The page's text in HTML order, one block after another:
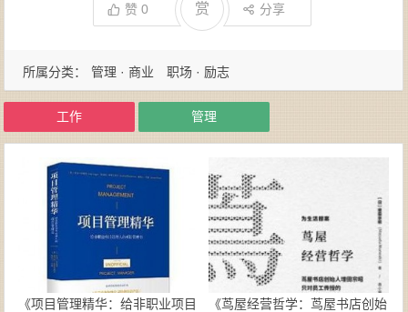
赞0 赏 分享
所属分类： 管理 · 商业 职场 · 励志
工作 管理
《项目管理精华：给非职业项目
《茑屋经营哲学：茑屋书店创始